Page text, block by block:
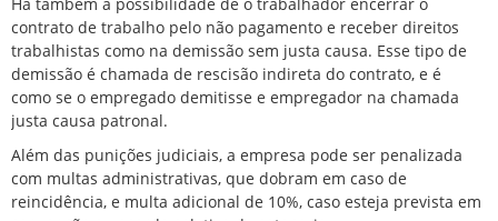
contrato de trabalho pelo não pagamento e receber direitos
trabalhistas como na demissão sem justa causa. Esse tipo de
demissão é chamada de rescisão indireta do contrato, e é
como se o empregado demitisse e empregador na chamada
justa causa patronal.
Além das punições judiciais, a empresa pode ser penalizada
com multas administrativas, que dobram em caso de
reincidência, e multa adicional de 10%, caso esteja prevista em